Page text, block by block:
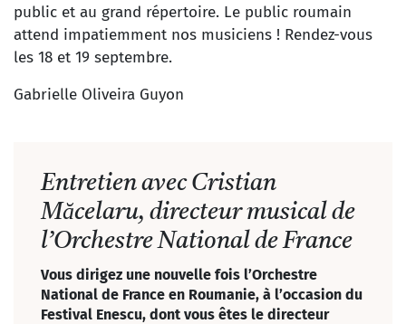
public et au grand répertoire. Le public roumain
attend impatiemment nos musiciens ! Rendez-vous
les 18 et 19 septembre.
Gabrielle Oliveira Guyon
Entretien avec Cristian
Măcelaru, directeur musical de
l’Orchestre National de France
Vous dirigez une nouvelle fois l’Orchestre
National de France en Roumanie, à l’occasion du
Festival Enescu, dont vous êtes le directeur